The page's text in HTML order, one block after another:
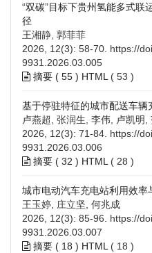
“双碳”目标下贵州氢能多式联
径
王湘静, 郭菲菲
2026, 12(3): 58-70. https://
9931.2026.03.005
摘要 ( 55 ) HTML ( 53 )
基于停驻特征的城市配送车
卢燕超, 张润生, 李伟, 卢凯明
2026, 12(3): 71-84. https://
9931.2026.03.006
摘要 ( 32 ) HTML ( 28 )
城市电动汽车充电站利用效率
王玉婷, 庄立坚, 何兆成
2026, 12(3): 85-96. https://
9931.2026.03.007
摘要 ( 18 ) HTML ( 18 )